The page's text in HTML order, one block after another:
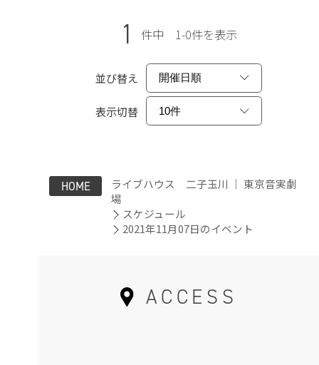
1 件中 1-0件を表示
並び替え
表示切替
HOME
ライブハウス 二子玉川 ｜ 東京音実劇
場
スケジュール
2021年11月07日のイベント
ACCESS